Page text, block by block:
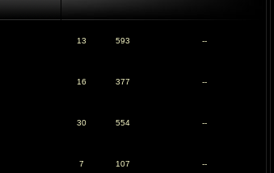
13 593 --
16 377 --
30 554 --
7 107 --